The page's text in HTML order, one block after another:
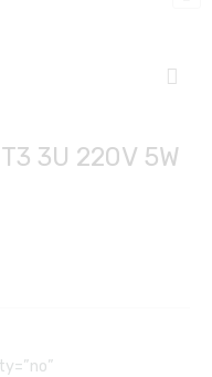
3U 220V 5W